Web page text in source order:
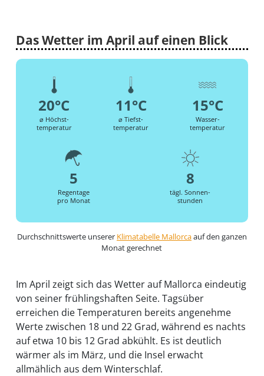
Das Wetter im April auf einen Blick
20°C
⌀ Höchst-
temperatur
11°C
⌀ Tiefst-
temperatur
15°C
Wasser-
temperatur
5
Regentage
pro Monat
8
tägl. Sonnen-
stunden
Durchschnittswerte unserer Klimatabelle Mallorcaauf den ganzen
Monat gerechnet
Im April zeigt sich das Wetter auf Mallorca eindeutig
von seiner frühlingshaften Seite. Tagsüber
erreichen die Temperaturen bereits angenehme
Werte zwischen 18 und 22 Grad, während es nachts
auf etwa 10 bis 12 Grad abkühlt. Es ist deutlich
wärmer als im März, und die Insel erwacht
allmählich aus dem Winterschlaf.